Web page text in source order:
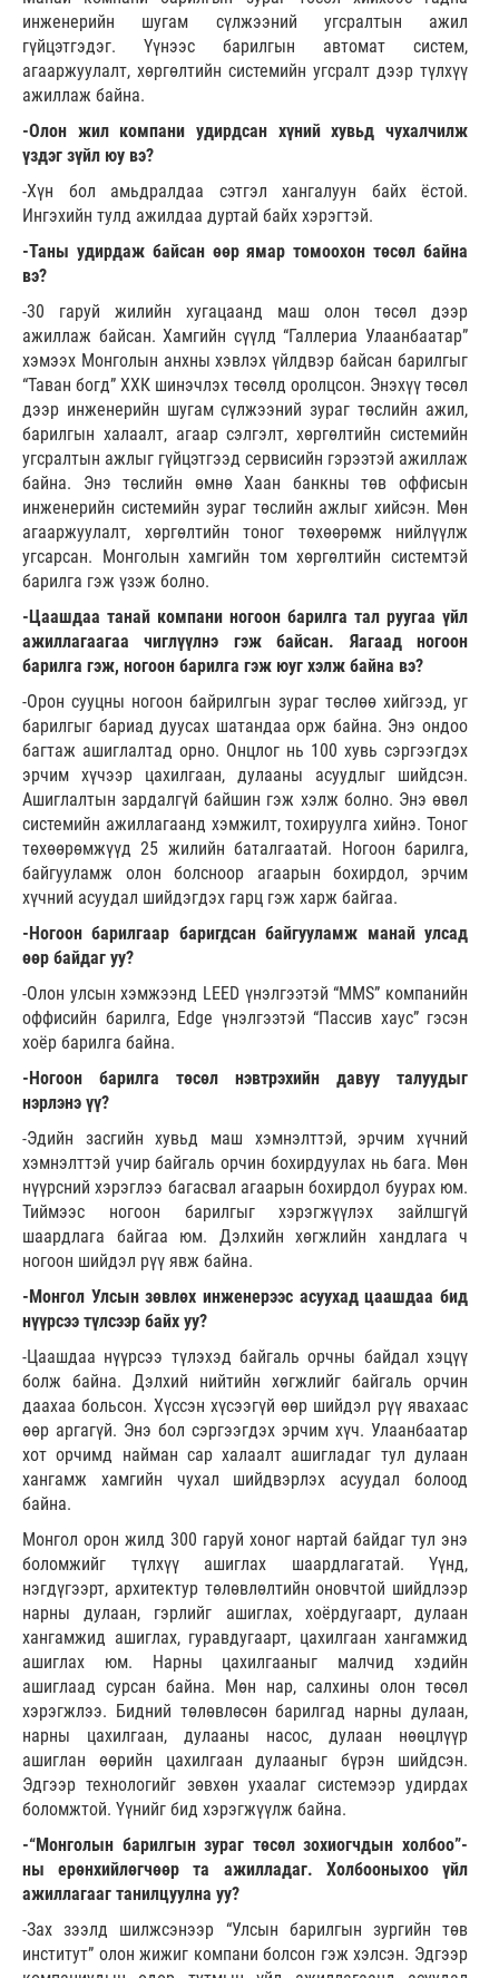
инженерийн шугам сүлжээний угсралтын ажил
гүйцэтгэдэг. Үүнээс барилгын автомат систем,
агааржуулалт, хөргөлтийн системийн угсралт дээр түлхүү
ажиллаж байна.
-Олон жил компани удирдсан хүний хувьд чухалчилж
үздэг зүйл юу вэ?
-Хүн бол амьдралдаа сэтгэл хангалуун байх ёстой.
Ингэхийн тулд ажилдаа дуртай байх хэрэгтэй.
-Таны удирдаж байсан өөр ямар томоохон төсөл байна
вэ?
-30 гаруй жилийн хугацаанд маш олон төсөл дээр
ажиллаж байсан. Хамгийн сүүлд “Галлериа Улаанбаатар”
хэмээх Монголын анхны хэвлэх үйлдвэр байсан барилгыг
“Таван богд” ХХК шинэчлэх төсөлд оролцсон. Энэхүү төсөл
дээр инженерийн шугам сүлжээний зураг төслийн ажил,
барилгын халаалт, агаар сэлгэлт, хөргөлтийн системийн
угсралтын ажлыг гүйцэтгээд сервисийн гэрээтэй ажиллаж
байна. Энэ төслийн өмнө Хаан банкны төв оффисын
инженерийн системийн зураг төслийн ажлыг хийсэн. Мөн
агааржуулалт, хөргөлтийн тоног төхөөрөмж нийлүүлж
угсарсан. Монголын хамгийн том хөргөлтийн системтэй
барилга гэж үзэж болно.
-Цаашдаа танай компани ногоон барилга тал руугаа үйл
ажиллагаагаа чиглүүлнэ гэж байсан. Яагаад ногоон
барилга гэж, ногоон барилга гэж юуг хэлж байна вэ?
-Орон сууцны ногоон байрилгын зураг төслөө хийгээд, уг
барилгыг бариад дуусах шатандаа орж байна. Энэ ондоо
багтаж ашиглалтад орно. Онцлог нь 100 хувь сэргээгдэх
эрчим хүчээр цахилгаан, дулааны асуудлыг шийдсэн.
Ашиглалтын зардалгүй байшин гэж хэлж болно. Энэ өвөл
системийн ажиллагаанд хэмжилт, тохируулга хийнэ. Тоног
төхөөрөмжүүд 25 жилийн баталгаатай. Ногоон барилга,
байгууламж олон болсноор агаарын бохирдол, эрчим
хүчний асуудал шийдэгдэх гарц гэж харж байгаа.
-Ногоон барилгаар баригдсан байгууламж манай улсад
өөр байдаг уу?
-Олон улсын хэмжээнд LEED үнэлгээтэй “MMS” компанийн
оффисийн барилга, Edge үнэлгээтэй “Пассив хаус” гэсэн
хоёр барилга байна.
-Ногоон барилга төсөл нэвтрэхийн давуу талуудыг
нэрлэнэ үү?
-Эдийн засгийн хувьд маш хэмнэлттэй, эрчим хүчний
хэмнэлттэй учир байгаль орчин бохирдуулах нь бага. Мөн
нүүрсний хэрэглээ багасвал агаарын бохирдол буурах юм.
Тиймээс ногоон барилгыг хэрэгжүүлэх зайлшгүй
шаардлага байгаа юм. Дэлхийн хөгжлийн хандлага ч
ногоон шийдэл рүү явж байна.
-Монгол Улсын зөвлөх инженерээс асуухад цаашдаа бид
нүүрсээ түлсээр байх уу?
-Цаашдаа нүүрсээ түлэхэд байгаль орчны байдал хэцүү
болж байна. Дэлхий нийтийн хөгжлийг байгаль орчин
даахаа больсон. Хүссэн хүсээгүй өөр шийдэл рүү явахаас
өөр аргагүй. Энэ бол сэргээгдэх эрчим хүч. Улаанбаатар
хот орчимд найман сар халаалт ашигладаг тул дулаан
хангамж хамгийн чухал шийдвэрлэх асуудал болоод
байна.
Монгол орон жилд 300 гаруй хоног нартай байдаг тул энэ
боломжийг түлхүү ашиглах шаардлагатай. Үүнд,
нэгдүгээрт, архитектур төлөвлөлтийн оновчтой шийдлээр
нарны дулаан, гэрлийг ашиглах, хоёрдугаарт, дулаан
хангамжид ашиглах, гуравдугаарт, цахилгаан хангамжид
ашиглах юм. Нарны цахилгааныг малчид хэдийн
ашиглаад сурсан байна. Мөн нар, салхины олон төсөл
хэрэгжлээ. Бидний төлөвлөсөн барилгад нарны дулаан,
нарны цахилгаан, дулааны насос, дулаан нөөцлүүр
ашиглан өөрийн цахилгаан дулааныг бүрэн шийдсэн.
Эдгээр технологийг зөвхөн ухаалаг системээр удирдах
боломжтой. Үүнийг бид хэрэгжүүлж байна.
-“Монголын барилгын зураг төсөл зохиогчдын холбоо”-
ны ерөнхийлөгчөөр та ажилладаг. Холбооныхоо үйл
ажиллагааг танилцуулна уу?
-Зах зээлд шилжсэнээр “Улсын барилгын зургийн төв
институт” олон жижиг компани болсон гэж хэлсэн. Эдгээр